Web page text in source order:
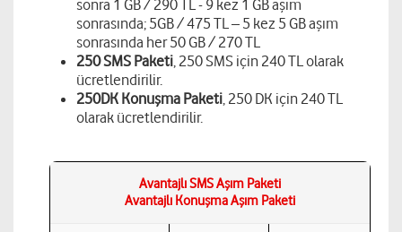
sonra 1 GB / 290 TL - 9 kez 1 GB aşım
sonrasında; 5GB / 475 TL – 5 kez 5 GB aşım
sonrasında her 50 GB / 270 TL
250 SMS Paketi, 250 SMS için 240 TL olarak
ücretlendirilir.
250DK Konuşma Paketi, 250 DK için 240 TL
olarak ücretlendirilir.
Avantajlı SMS Aşım Paketi
Avantajlı Konuşma Aşım Paketi